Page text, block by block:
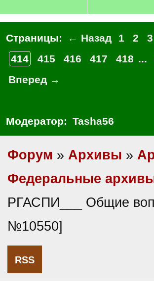
Страницы: ← Назад 1 2 3
414
415 416 417 418 ...
Вперед →
Модератор: Tasha56
Форум » Архивы »
Федеральные
РГАСПИ___ Общие
№10550]
RSS